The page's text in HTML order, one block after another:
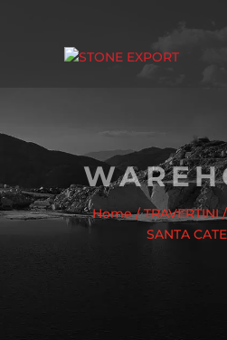
Home/TRAVERTINI/
SANTA